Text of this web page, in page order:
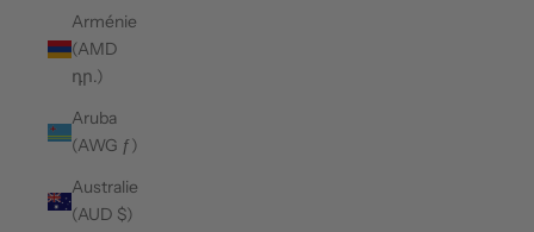
Arménie
(AMD
դր.)
Aruba
(AWG ƒ)
Australie
(AUD $)